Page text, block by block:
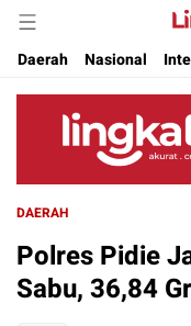
Daerah
Nasional
DAERAH
Polres Pidie
Sabu, 36,84